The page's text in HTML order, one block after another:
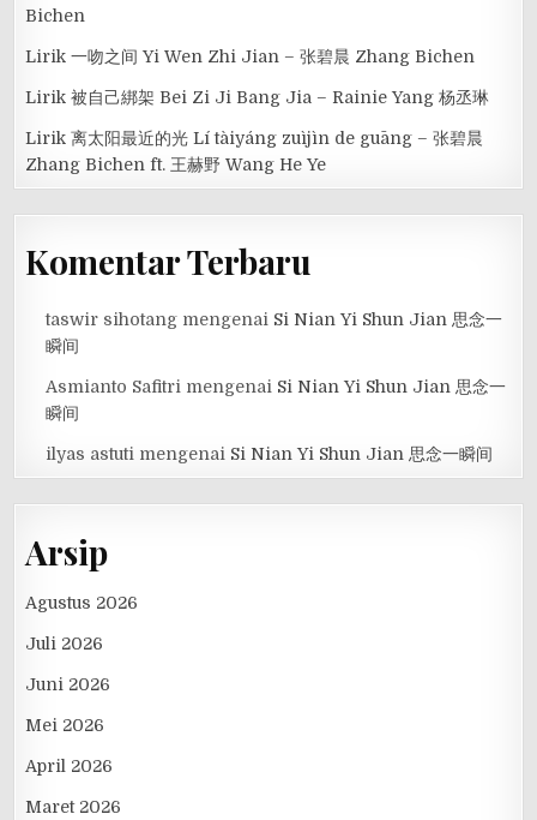
Bichen
Lirik 一吻之间 Yi Wen Zhi Jian – 张碧晨 Zhang Bichen
Lirik 被自己綁架 Bei Zi Ji Bang Jia – Rainie Yang 杨丞琳
Lirik 离太阳最近的光 Lí tàiyáng zuìjìn de guāng – 张碧晨
Zhang Bichen ft. 王赫野 Wang He Ye
Komentar Terbaru
taswir sihotang mengenai Si Nian Yi Shun Jian 思念一
瞬间
Asmianto Safitri mengenai Si Nian Yi Shun Jian 思念一
瞬间
ilyas astuti mengenai Si Nian Yi Shun Jian 思念一瞬间
Arsip
Agustus 2026
Juli 2026
Juni 2026
Mei 2026
April 2026
Maret 2026